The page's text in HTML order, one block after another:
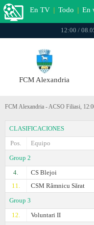
En TV | Todo | En
12:00 /
FCM Alexandria
FCM Alexandria - ACSO Filiasi,
CLASIFICACIONES
Pos.
Equipo
Group 2
4.
CS Blejoi
11.
CSM Râmnicu Sărat
Group 3
12.
Voluntari II